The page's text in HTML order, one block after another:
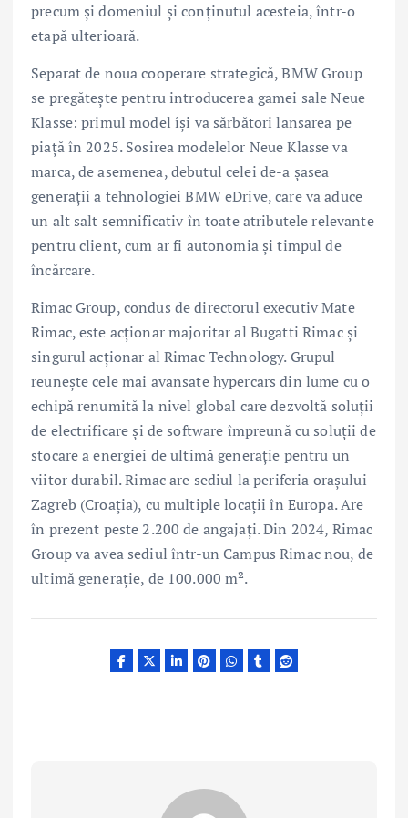
precum şi domeniul şi conţinutul acesteia, într-o
etapă ulterioară.
Separat de noua cooperare strategică, BMW Group
se pregăteşte pentru introducerea gamei sale Neue
Klasse: primul model îşi va sărbători lansarea pe
piaţă în 2025. Sosirea modelelor Neue Klasse va
marca, de asemenea, debutul celei de-a şasea
generaţii a tehnologiei BMW eDrive, care va aduce
un alt salt semnificativ în toate atributele relevante
pentru client, cum ar fi autonomia şi timpul de
încărcare.
Rimac Group, condus de directorul executiv Mate
Rimac, este acţionar majoritar al Bugatti Rimac şi
singurul acţionar al Rimac Technology. Grupul
reuneşte cele mai avansate hypercars din lume cu o
echipă renumită la nivel global care dezvoltă soluţii
de electrificare şi de software împreună cu soluţii de
stocare a energiei de ultimă generaţie pentru un
viitor durabil. Rimac are sediul la periferia oraşului
Zagreb (Croaţia), cu multiple locaţii în Europa. Are
în prezent peste 2.200 de angajaţi. Din 2024, Rimac
Group va avea sediul într-un Campus Rimac nou, de
ultimă generaţie, de 100.000 m².